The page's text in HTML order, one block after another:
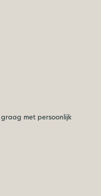
met persoonlijk